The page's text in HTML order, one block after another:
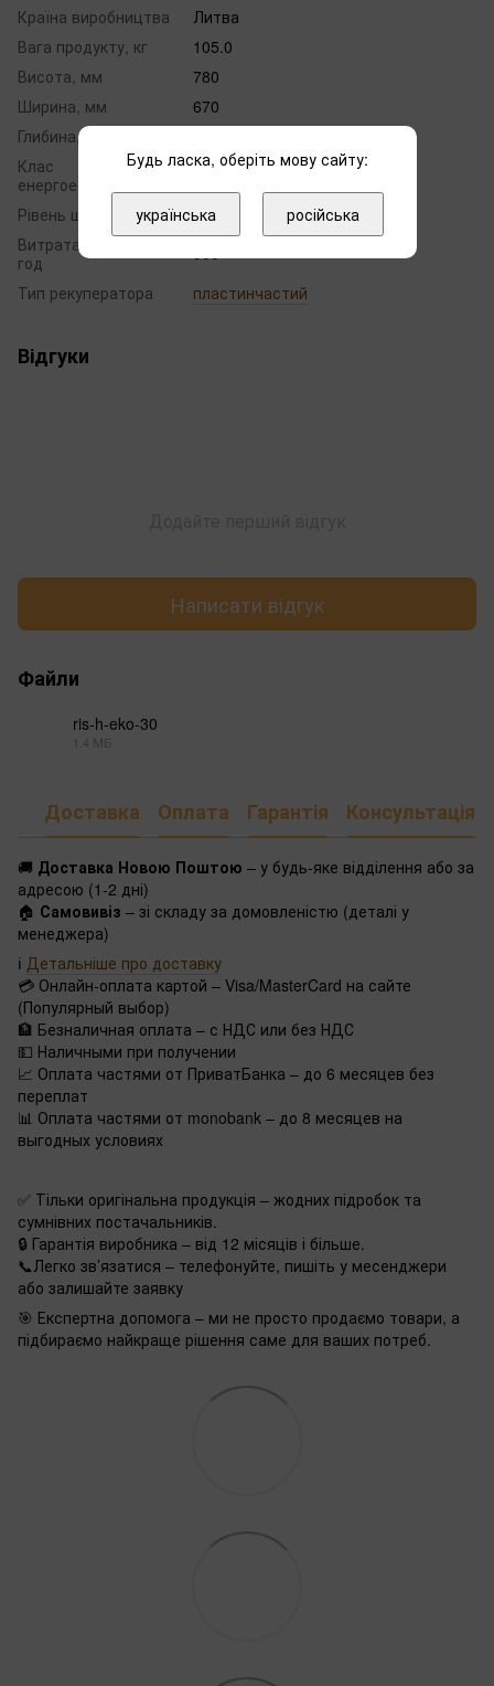
Країна виробництва
Литва
Вага продукту, кг
105.0
Висота, мм
780
Ширина, мм
670
Глибина, мм
Клас
енергоефективності
Рівень шуму, дБ (А)
56
Витрата повітря, м³/
год
900
Тип рекуператора
пластинчастий
Відгуки
Написати відгук
Файли
ris-h-eko-30
1.4 МБ
Доставка Оплата Гарантія Консультація
🚚 Доставка Новою Поштою – у будь-яке відділення або за
адресою (1-2 дні)
🏠 Самовивіз – зі складу за домовленістю (деталі у
менеджера)
ℹ️ Детальніше про доставку
💳 Онлайн-оплата картой – Visa/MasterCard на сайте
(Популярный выбор)
🏦 Безналичная оплата – с НДС или без НДС
💵 Наличными при получении
📈 Оплата частями от ПриватБанка – до 6 месяцев без
переплат
📊 Оплата частями от monobank – до 8 месяцев на
выгодных условиях
✅ Тільки оригінальна продукція – жодних підробок та
сумнівних постачальників.
🔒 Гарантія виробника – від 12 місяців і більше.
📞Легко зв’язатися – телефонуйте, пишіть у месенджери
або залишайте заявку
🎯 Експертна допомога – ми не просто продаємо товари, а
підбираємо найкраще рішення саме для ваших потреб.
Будь ласка, оберіть мову сайту:
українська російська